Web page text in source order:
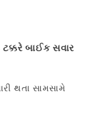
ટક્કરે બાઈક સવાર